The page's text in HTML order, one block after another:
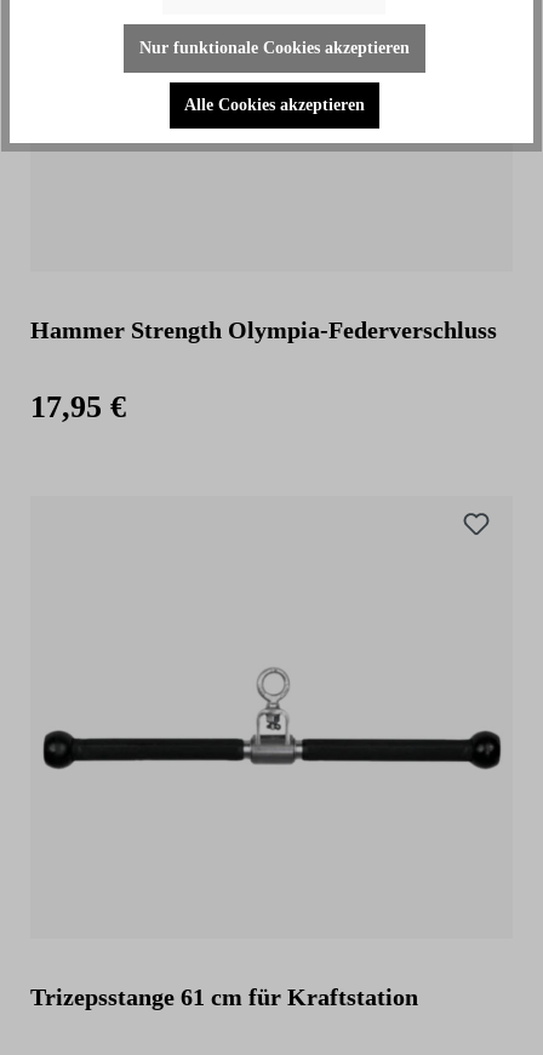
Hammer Strength Olympia-Federverschluss
17,95 €
Trizepsstange 61 cm für Kraftstation
Nur funktionale Cookies akzeptieren
Alle Cookies akzeptieren